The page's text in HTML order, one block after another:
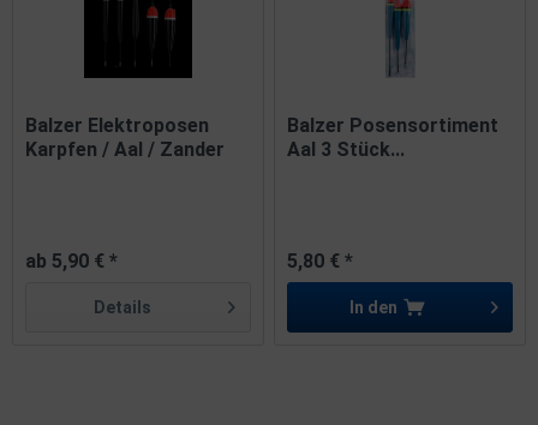
Balzer Elektroposen
Karpfen / Aal / Zander
ab 5,90 € *
Details
Balzer Posensortiment
Aal 3 Stück...
5,80 € *
In den